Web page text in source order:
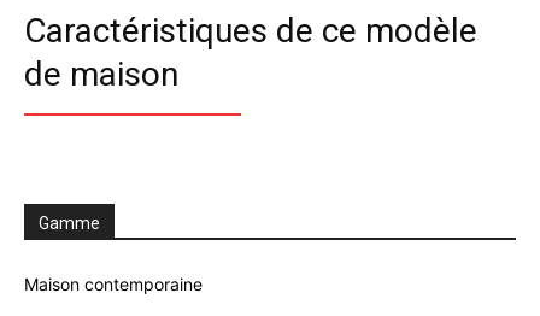
Caractéristiques de ce modèle
de maison
Gamme
Maison contemporaine